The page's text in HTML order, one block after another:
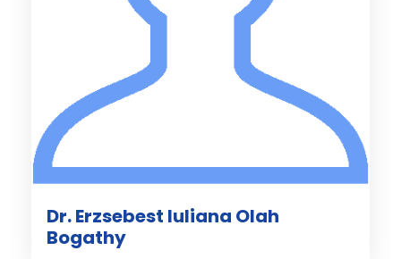
Dr. Erzsebest Iuliana Olah
Bogathy